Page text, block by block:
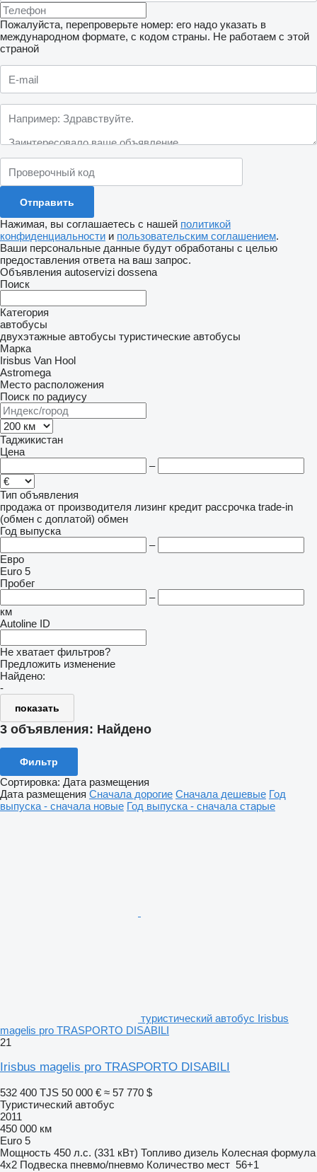
Пожалуйста, перепроверьте номер: его надо указать в
международном формате, с кодом страны. Не работаем с этой
страной
Нажимая, вы соглашаетесь с нашей политикой
конфиденциальности и пользовательским соглашением.
Ваши персональные данные будут обработаны с целью
предоставления ответа на ваш запрос.
Объявления autoservizi dossena
Поиск
Категория
автобусы
двухэтажные автобусы туристические автобусы
Марка
Irisbus Van Hool
Astromega
Место расположения
Поиск по радиусу
Таджикистан
Цена
–
Тип объявления
продажа от производителя лизинг кредит рассрочка trade-in
(обмен с доплатой) обмен
Год выпуска
–
Евро
Euro 5
Пробег
–
км
Autoline ID
Не хватает фильтров?
Предложить изменение
Найдено:
-
показать
3 объявления: Найдено
Фильтр
Сортировка: Дата размещения
Дата размещения Сначала дорогие Сначала дешевые Год
выпуска - сначала новые Год выпуска - сначала старые
туристический автобус Irisbus
magelis pro TRASPORTO DISABILI
21
Irisbus magelis pro TRASPORTO DISABILI
532 400 TJS 50 000 € ≈ 57 770 $
Туристический автобус
2011
450 000 км
Euro 5
Мощность 450 л.с. (331 кВт) Топливо дизель Колесная формула
4x2 Подвеска пневмо/пневмо Количество мест 56+1